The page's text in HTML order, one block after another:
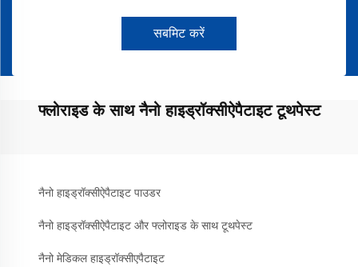
सबमिट करें
फ्लोराइड के साथ नैनो हाइड्रॉक्सीऐपैटाइट टूथपेस्ट
नैनो हाइड्रॉक्सीऐपैटाइट पाउडर
नैनो हाइड्रॉक्सीऐपैटाइट और फ्लोराइड के साथ टूथपेस्ट
नैनो मेडिकल हाइड्रॉक्सीएपैटाइट